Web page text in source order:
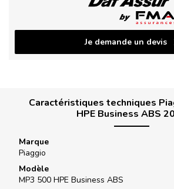
Je demande un devis
Caractéristiques techniques
HPE Business ABS
Marque
Piaggio
Modèle
MP3 500 HPE Business ABS